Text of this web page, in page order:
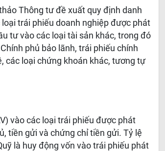
Thông tư đề xuất quy định danh
trái phiếu doanh nghiệp được phát
tư vào các loại tài sản khác, trong đó
phủ bảo lãnh, trái phiếu chính
các loại chứng khoán khác, tương tự
vào các loại trái phiếu được phát
tiền gửi và chứng chỉ tiền gửi. Tỷ lệ
là huy động vốn vào trái phiếu phát